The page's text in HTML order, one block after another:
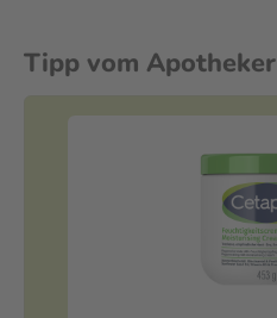
Tipp vom Apotheker